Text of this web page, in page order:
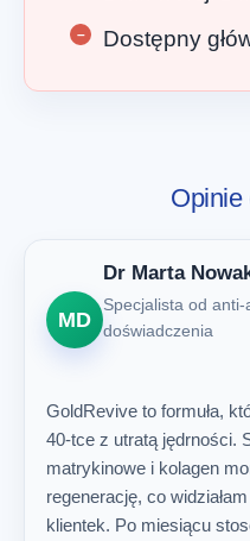
Dostępny
Opinie
MD
Dr Marta
Specjalista od
doświadczenia
GoldRevive to formuła,
40-tce z utratą jędrności.
matrykinowe i kolagen
regenerację, co
klientek. Po miesiącu